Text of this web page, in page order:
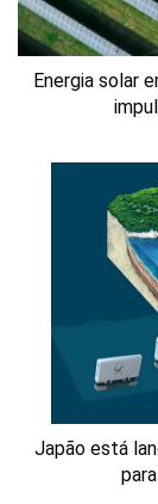
Energia solar
Japão está